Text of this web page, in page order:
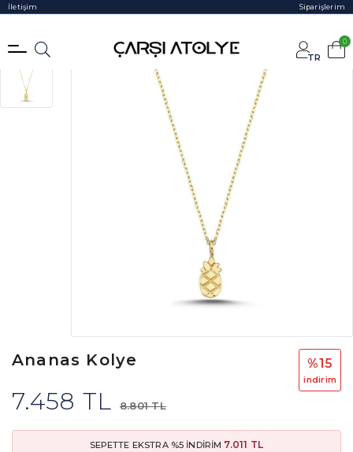
İletişim Siparişlerim
TR
0
Ananas Kolye
7.458 TL 8.801 TL
%15
i̇ndi̇ri̇m
SEPETTE EKSTRA %5 İNDİRİM 7.011 TL